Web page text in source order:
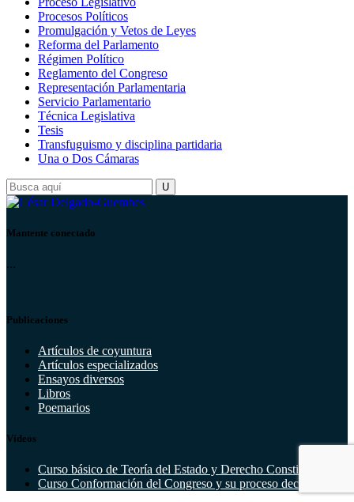
Procesos Políticos
Promulgación y Vetos de Leyes
Reforma del Parlamento
Régimen Político
Reglamento del Congreso
Representación Parlamentaria
Servicio Parlamentario
Técnica Legislativa
Tesis
Transfuguismo y disciplina partidaria
Una o Dos Cámaras
Mantente conectado
...
Publicaciones
Artículos de coyuntura
Artículos especializados
Ensayos diversos
Libros
Poemarios
Vídeos
Curso básico de Teoría del Estado y Derecho Constitucional
Curso Conformación del Congreso y su proceso decisorio